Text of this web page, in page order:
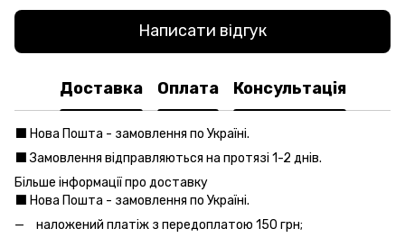
Написати відгук
Доставка Оплата Консультація
⬛️ Нова Пошта - замовлення по Україні.
⬛️ Замовлення відправляються на протязі 1-2 днів.
Більше інформації про доставку
⬛️ Нова Пошта - замовлення по Україні.
наложений платіж з передоплатою 150 грн;